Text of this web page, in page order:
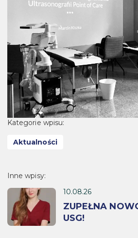
Kategorie wpisu:
Aktualności
Inne wpisy:
10.08.26
ZUPEŁNA
USG!